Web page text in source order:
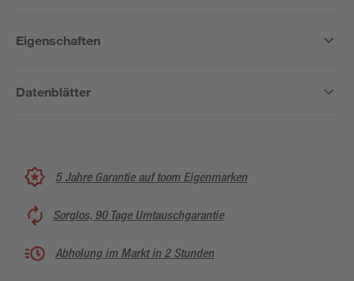
Eigenschaften
Datenblätter
5 Jahre Garantie auf toom Eigenmarken
Sorglos, 90 Tage Umtauschgarantie
Abholung im Markt in 2 Stunden